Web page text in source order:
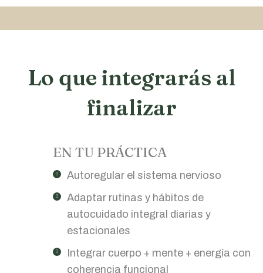
Lo que integrarás al
finalizar
EN TU PRÁCTICA
Autoregular el sistema nervioso
Adaptar rutinas y hábitos de
autocuidado integral diarias y
estacionales
Integrar cuerpo + mente + energía con
coherencia funcional